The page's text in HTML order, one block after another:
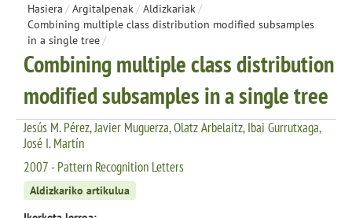
Hasiera / Argitalpenak/ Aldizkariak/
Combining multiple class distribution modified subsamples
in a single tree/
Combining multiple class distribution
modified subsamples in a single tree
Jesús M. Pérez, Javier Muguerza, Olatz Arbelaitz, Ibai Gurrutxaga,
José I. Martín
2007 - Pattern Recognition Letters
Aldizkariko artikulua